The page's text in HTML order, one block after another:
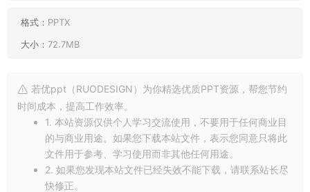
格式： PPTX
大小： 72.7MB
若优ppt（RUODESIGN）为你精选优质PPT资源，帮您节约
时间成本，提高工作效率。
1. 本站资源仅供个人学习交流使用，不要用于任何商业目
的与商业用途。如果您下载本站文件，表示您同意只将此
文件用于参考、学习使用而非其他任何用途。
2. 如果您发现本站文件已经失效不能下载，请联系站长尽
快修正。